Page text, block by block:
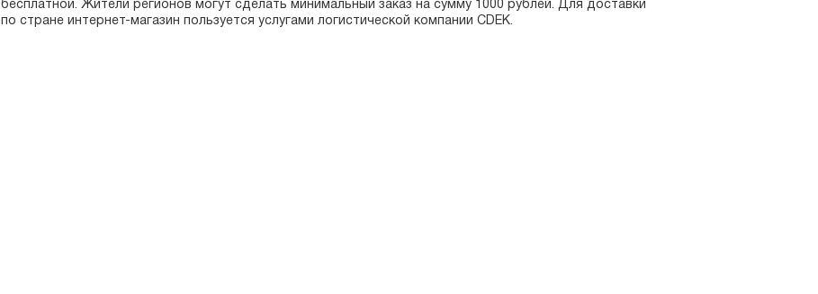
бесплатной. Жители регионов могут сделать минимальный заказ на сумму 1000 рублей. Для доставки
по стране интернет-магазин пользуется услугами логистической компании CDEK.